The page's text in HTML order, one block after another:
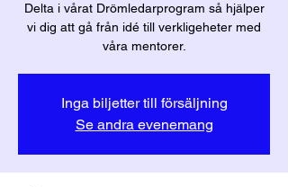
Delta i vårat Drömledarprogram så hjälper
vi dig att gå från idé till verkligeheter med
våra mentorer.
Inga biljetter till försäljning
Se andra evenemang